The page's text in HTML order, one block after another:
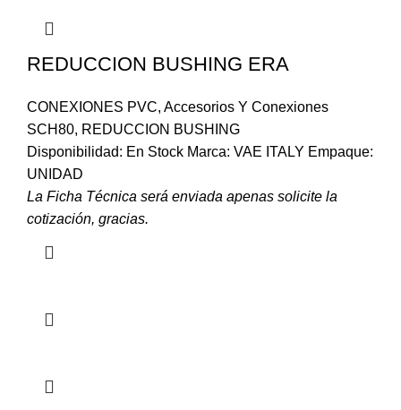
REDUCCION BUSHING ERA
CONEXIONES PVC, Accesorios Y Conexiones
SCH80, REDUCCION BUSHING
Disponibilidad: En Stock Marca: VAE ITALY Empaque:
UNIDAD
La Ficha Técnica será enviada apenas solicite la
cotización, gracias.